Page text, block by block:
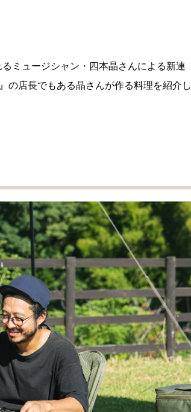
ミュージシャン・四本晶さんによる新連
の店長でもある晶さんが作る料理を紹介し